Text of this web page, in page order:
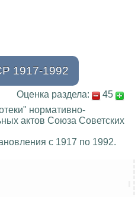
1917-1992
Оценка раздела:
45
нормативно-
актов Союза Советских
с 1917 по 1992.